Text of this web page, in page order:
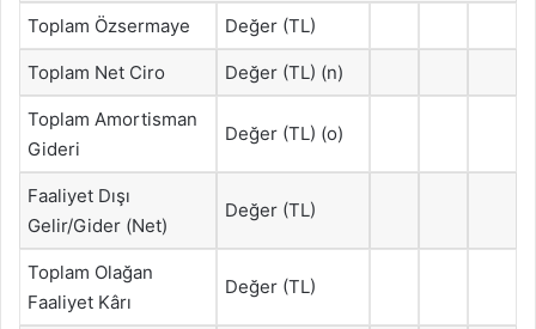
Toplam Özsermaye Değer (TL)
Toplam Net Ciro Değer (TL) (n)
Toplam Amortisman
Gideri
Değer (TL) (o)
Faaliyet Dışı
Gelir/Gider (Net)
Değer (TL)
Toplam Olağan
Faaliyet Kârı
Değer (TL)